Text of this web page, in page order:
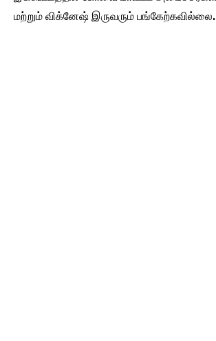
மற்றும் விக்னேஷ் இருவரும் பங்கேற்கவில்லை.